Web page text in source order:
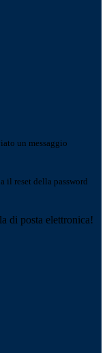
un messaggio
il reset della password
di posta elettronica!